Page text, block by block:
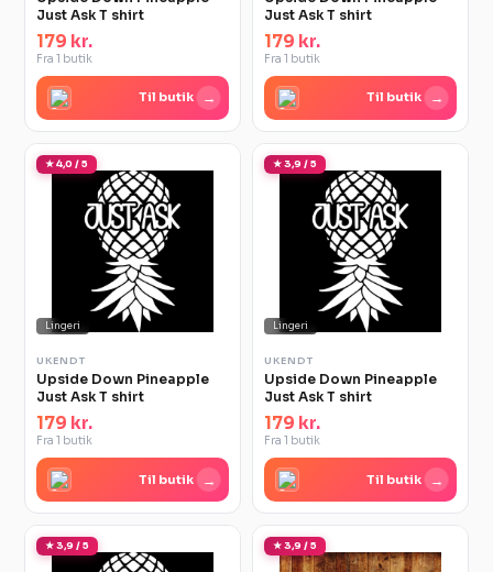
Just Ask T shirt
179 kr.
Fra 1 butik
Til butik →
Just Ask T shirt
179 kr.
Fra 1 butik
Til butik →
★ 4,0 / 5
Lingeri
UKENDT
Upside Down Pineapple
Just Ask T shirt
179 kr.
Fra 1 butik
Til butik →
★ 3,9 / 5
Lingeri
UKENDT
Upside Down Pineapple
Just Ask T shirt
179 kr.
Fra 1 butik
Til butik →
★ 3,9 / 5 ★ 3,9 / 5